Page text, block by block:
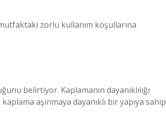
zorlu kullanım koşullarına
belirtiyor. Kaplamanın dayanıklılığı
aşınmaya dayanıklı bir yapıya sahip